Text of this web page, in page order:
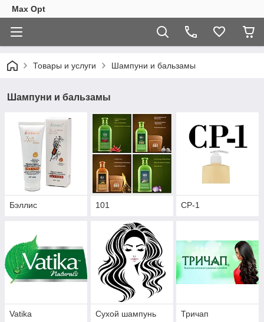
Max Opt
Товары и услуги Шампуни и бальзамы
Шампуни и бальзамы
Бэллис 101 CP-1
Vatika Сухой шампунь Тричап